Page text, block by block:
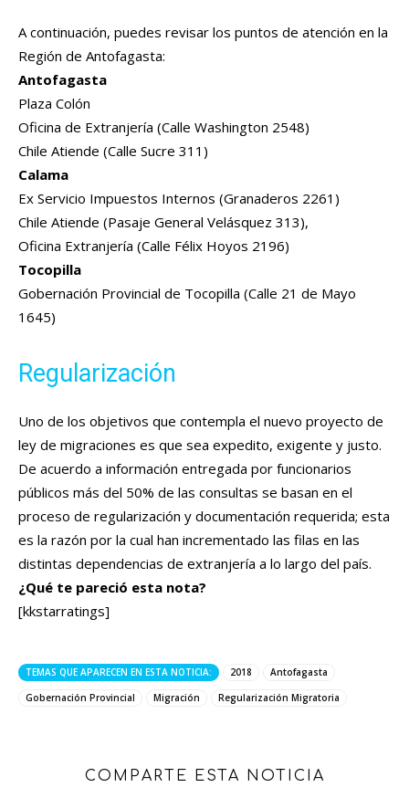
A continuación, puedes revisar los puntos de atención en la
Región de Antofagasta:
Antofagasta
Plaza Colón
Oficina de Extranjería (Calle Washington 2548)
Chile Atiende (Calle Sucre 311)
Calama
Ex Servicio Impuestos Internos (Granaderos 2261)
Chile Atiende (Pasaje General Velásquez 313),
Oficina Extranjería (Calle Félix Hoyos 2196)
Tocopilla
Gobernación Provincial de Tocopilla (Calle 21 de Mayo
1645)
Regularización
Uno de los objetivos que contempla el nuevo proyecto de
ley de migraciones es que sea expedito, exigente y justo.
De acuerdo a información entregada por funcionarios
públicos más del 50% de las consultas se basan en el
proceso de regularización y documentación requerida; esta
es la razón por la cual han incrementado las filas en las
distintas dependencias de extranjería a lo largo del país.
¿Qué te pareció esta nota?
[kkstarratings]
TEMAS QUE APARECEN EN ESTA NOTICIA: 2018
Antofagasta
Gobernación Provincial
Migración Regularización Migratoria
COMPARTE ESTA NOTICIA